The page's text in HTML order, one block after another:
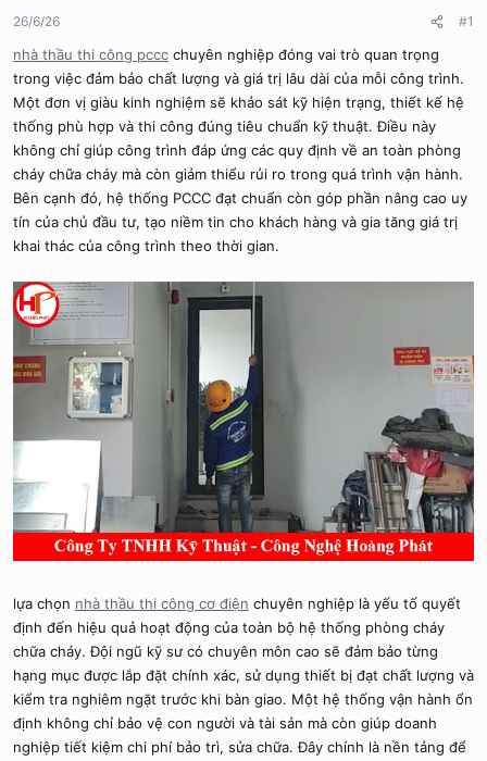
i
t
o
u
26/6/26 #1
nhà thầu thi công pccc chuyên nghiệp đóng vai trò quan trọng
trong việc đảm bảo chất lượng và giá trị lâu dài của mỗi công trình.
Một đơn vị giàu kinh nghiệm sẽ khảo sát kỹ hiện trạng, thiết kế hệ
thống phù hợp và thi công đúng tiêu chuẩn kỹ thuật. Điều này
không chỉ giúp công trình đáp ứng các quy định về an toàn phòng
cháy chữa cháy mà còn giảm thiểu rủi ro trong quá trình vận hành.
Bên cạnh đó, hệ thống PCCC đạt chuẩn còn góp phần nâng cao uy
tín của chủ đầu tư, tạo niềm tin cho khách hàng và gia tăng giá trị
khai thác của công trình theo thời gian.
lựa chọn nhà thầu thi công cơ điện chuyên nghiệp là yếu tố quyết
định đến hiệu quả hoạt động của toàn bộ hệ thống phòng cháy
chữa cháy. Đội ngũ kỹ sư có chuyên môn cao sẽ đảm bảo từng
hạng mục được lắp đặt chính xác, sử dụng thiết bị đạt chất lượng và
kiểm tra nghiêm ngặt trước khi bàn giao. Một hệ thống vận hành ổn
định không chỉ bảo vệ con người và tài sản mà còn giúp doanh
nghiệp tiết kiệm chi phí bảo trì, sửa chữa. Đây chính là nền tảng để